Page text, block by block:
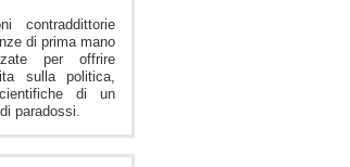
contraddittorie
di prima mano
per offrire
sulla politica,
di un
paradossi.